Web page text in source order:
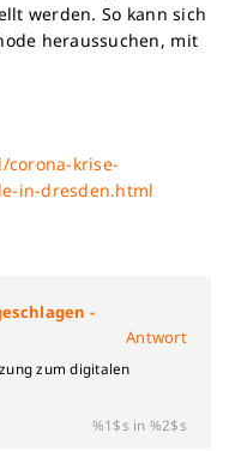
werden. So kann sich
heraussuchen, mit
krise-
in-dresden.html
-
Antwort
zum digitalen
%1$s in %2$s